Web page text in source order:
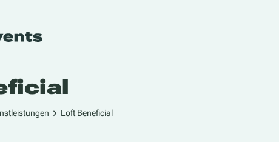
Loft Beneficial